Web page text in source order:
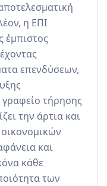
η ΕΠΙ
έμπιστος
επενδύσεων,
γραφείο τήρησης
την άρτια και
και
κάθε
των